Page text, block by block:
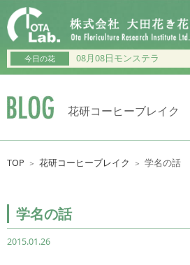
今日の花 08月08日モンステラ
花研コーヒーブレイク
TOP ＞ 花研コーヒーブレイク ＞ 学名の話
学名の話
2015.01.26